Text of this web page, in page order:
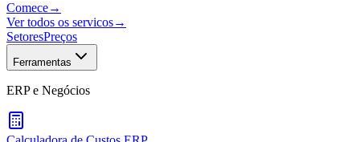
Comece→
Ver todos os servicos→
SetoresPreços
Ferramentas
ERP e Negócios